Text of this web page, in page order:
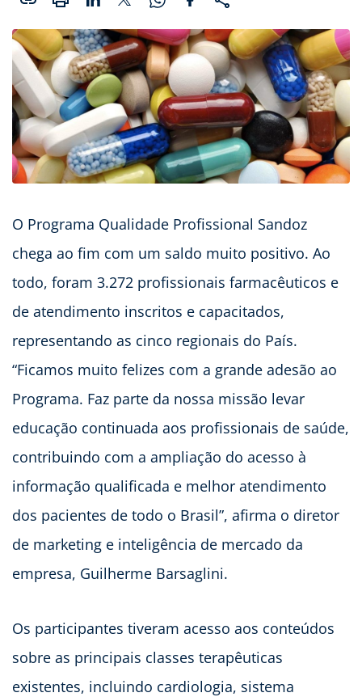
O Programa Qualidade Profissional Sandoz
chega ao fim com um saldo muito positivo. Ao
todo, foram 3.272 profissionais farmacêuticos e
de atendimento inscritos e capacitados,
representando as cinco regionais do País.
“Ficamos muito felizes com a grande adesão ao
Programa. Faz parte da nossa missão levar
educação continuada aos profissionais de saúde,
contribuindo com a ampliação do acesso à
informação qualificada e melhor atendimento
dos pacientes de todo o Brasil”, afirma o diretor
de marketing e inteligência de mercado da
empresa, Guilherme Barsaglini.
Os participantes tiveram acesso aos conteúdos
sobre as principais classes terapêuticas
existentes, incluindo cardiologia, sistema